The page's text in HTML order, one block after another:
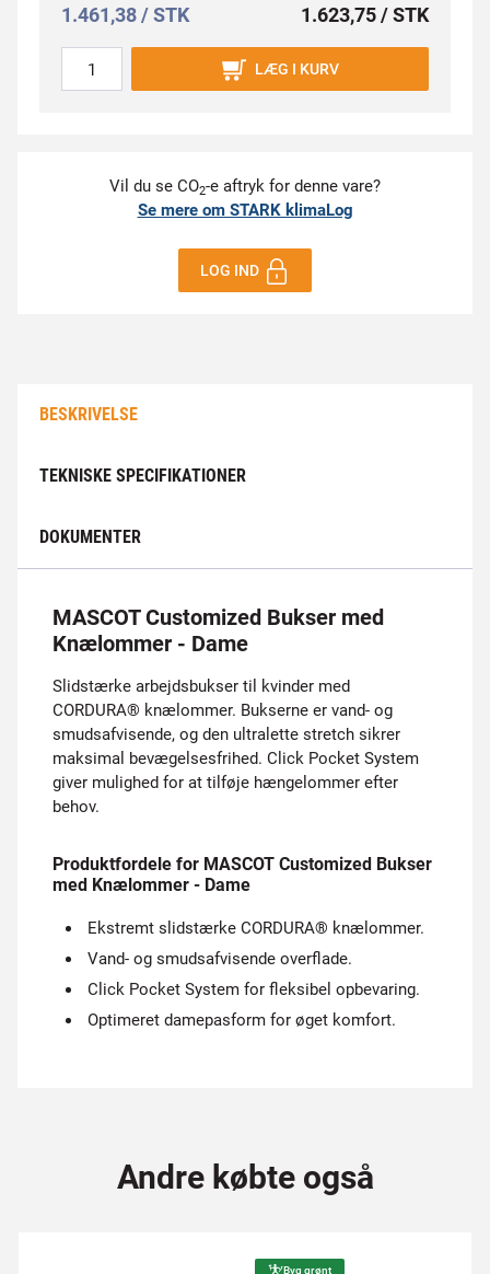
1.461,38 / STK 1.623,75 / STK
LÆG I KURV
Vil du se CO2-e aftryk for denne vare?
Se mere om STARK klimaLog
LOG IND
BESKRIVELSE
TEKNISKE SPECIFIKATIONER
DOKUMENTER
MASCOT Customized Bukser med
Knælommer - Dame
Slidstærke arbejdsbukser til kvinder med
CORDURA® knælommer. Bukserne er vand- og
smudsafvisende, og den ultralette stretch sikrer
maksimal bevægelsesfrihed. Click Pocket System
giver mulighed for at tilføje hængelommer efter
behov.
Produktfordele for MASCOT Customized Bukser
med Knælommer - Dame
Ekstremt slidstærke CORDURA® knælommer.
Vand- og smudsafvisende overflade.
Click Pocket System for fleksibel opbevaring.
Optimeret damepasform for øget komfort.
Andre købte også
Byg grønt